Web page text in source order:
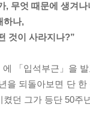
, 무엇 때문에 생겨나
하나,
것이 사라지나?”
에 「입석부근」을
을 되돌아보면 단
켰던 그가 등단 50주